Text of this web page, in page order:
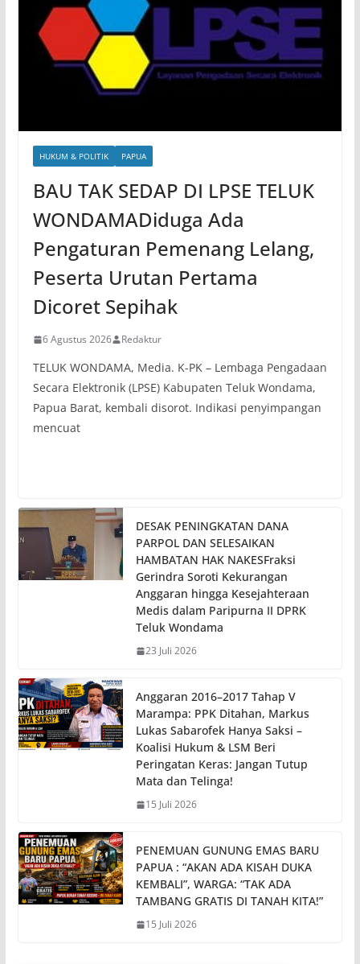
HUKUM & POLITIK PAPUA
BAU TAK SEDAP DI LPSE TELUK
WONDAMADiduga Ada
Pengaturan Pemenang Lelang,
Peserta Urutan Pertama
Dicoret Sepihak
6 Agustus 2026 Redaktur
TELUK WONDAMA, Media. K-PK – Lembaga Pengadaan
Secara Elektronik (LPSE) Kabupaten Teluk Wondama,
Papua Barat, kembali disorot. Indikasi penyimpangan
mencuat
DESAK PENINGKATAN DANA
PARPOL DAN SELESAIKAN
HAMBATAN HAK NAKESFraksi
Gerindra Soroti Kekurangan
Anggaran hingga Kesejahteraan
Medis dalam Paripurna II DPRK
Teluk Wondama
23 Juli 2026
Anggaran 2016–2017 Tahap V
Marampa: PPK Ditahan, Markus
Lukas Sabarofek Hanya Saksi –
Koalisi Hukum & LSM Beri
Peringatan Keras: Jangan Tutup
Mata dan Telinga!
15 Juli 2026
PENEMUAN GUNUNG EMAS BARU
PAPUA : “AKAN ADA KISAH DUKA
KEMBALI”, WARGA: “TAK ADA
TAMBANG GRATIS DI TANAH KITA!”
15 Juli 2026